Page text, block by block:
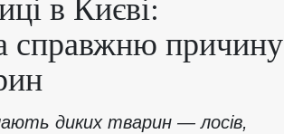
справжню причину
диких тварин — лосів,